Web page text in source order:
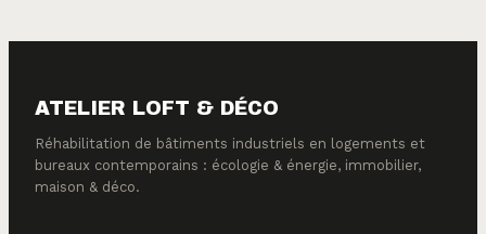
ATELIER LOFT & DÉCO
Réhabilitation de bâtiments industriels en logements et
bureaux contemporains : écologie & énergie, immobilier,
maison & déco.